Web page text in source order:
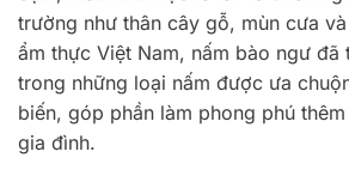
trường như thân cây gỗ, mùn cưa
ẩm thực Việt Nam, nấm bào ngư đã
trong những loại nấm được ưa
biến, góp phần làm phong phú
gia đình.